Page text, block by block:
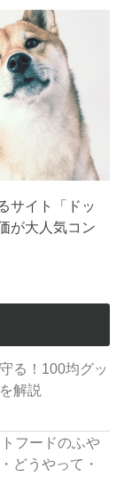
サイト「ドッ
が大人気コン
る！100均グッ
解説
フードのふや
どうやって・